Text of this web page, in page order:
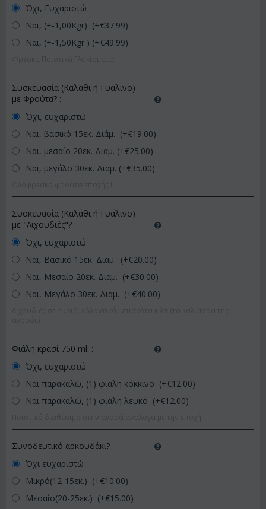
Όχι, Ευχαριστώ
Ναι, (+-1,00Kgr) (+€37.99)
Ναι, (+-1,50Kgr ) (+€49.99)
Συσκευασία (Καλάθι ή Γυάλινο)
με Φρούτα? :
Όχι, ευχαριστώ
Ναι, βασικό 15εκ. Διάμ. (+€19.00)
Ναι, μεσαίο 20εκ. Διαμ. (+€25.00)
Ναι, μεγάλο 30εκ. Διαμ. (+€35.00)
Συσκευασία (Καλάθι ή Γυάλινο)
με "Λιχουδιές"? :
Όχι, ευχαριστώ
Ναι, Βασικό 15εκ. Διαμ. (+€20.00)
Ναι, Μεσαίο 20εκ. Διαμ. (+€30.00)
Ναι, Μεγάλο 30εκ. Διαμ. (+€40.00)
Φιάλη κρασί 750 ml. :
Όχι, ευχαριστώ
Ναι παρακαλώ, (1) φιάλη κόκκινο (+€12.00)
Ναι παρακαλώ, (1) φιάλη λευκό (+€12.00)
Συνοδευτικό αρκουδάκι? :
Όχι ευχαριστώ
Μικρό(12-15εκ.) (+€10.00)
Μεσαίο(20-25εκ.) (+€15.00)